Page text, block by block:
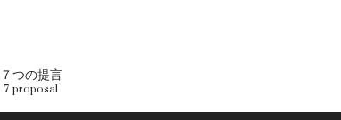
７つの提言
7 proposal